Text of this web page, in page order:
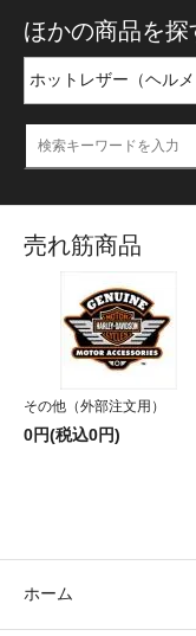
ほかの商品を探
売れ筋商品
その他（外部注文用）
0円(税込0円)
ホーム